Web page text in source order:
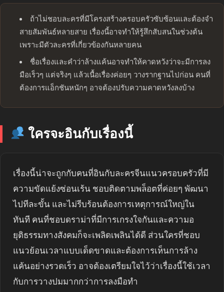
ถ้าไม่ชอบละครที่มีโครงสร้างครอบครัวซับซ้อนและต้องจำ
สายสัมพันธ์หลายสาย เรื่องนี้อาจทำให้รู้สึกสับสนในช่วงต้น
เพราะมีตัวละครที่เกี่ยวข้องกันหลายคน
ชื่อเรื่องและคำว่าล้างแค้นอาจทำให้คาดหวังว่าจะมีการลง
มือเร็วๆ แต่จริงๆ แล้วเนื้อเรื่องค่อยๆ วางรากฐานไปก่อน คนที่
ต้องการแอ็กชันหนักๆ อาจต้องปรับความคาดหวังลงบ้าง
ใครจะอินกับเรื่องนี้
เรื่องนี้น่าจะถูกกับคนที่อินกับละครจีนแนวครอบครัวที่มี
ความขัดแย้งซ่อนเร้น ชอบติดตามพล็อตที่ค่อยๆ พัฒนา
ไปทีละขั้น และไม่รีบร้อนต้องการเหตุการณ์ใหญ่ใน
ทันที คนที่ชอบดราม่าที่มีการเกรงใจกันและความอ
ยุติธรรมทางสังคมก็จะเพลิดเพลินได้ดี ส่วนใครที่ชอบ
แนวย้อนเวลาแบบเด็ดขาดและต้องการเห็นการล้าง
แค้นอย่างรวดเร็ว อาจต้องเตรียมใจไว้ว่าเรื่องนี้ใช้เวลา
กับการวางปมมากกว่าการลงมือทำ